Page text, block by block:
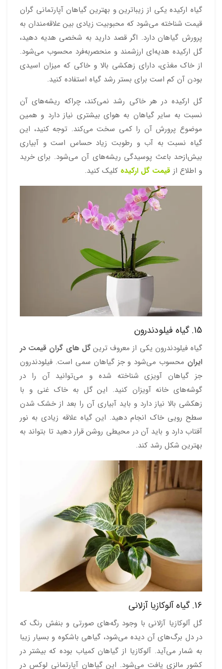
گیاه ارکیده یکی از زیباترین و بهترین گیاهان آپارتمانی گران
قیمت شناخته می‌شود که محبوبیت زیادی بین علاقه‌مندان به
پرورش گیاهان دارد. اگر قصد دارید به شخصی هدیه دهید،
گل ارکیده هدیه‌ای ارزشمند و منحصربه‌فرد محسوب می‌شود.
از خاک مغذی، دارای زهکشی بالا و خاکی که میزان اسیدی
بودن آن کم است برای بستر رشد گیاه استفاده کنید.
گل ارکیده در هر خاکی رشد نمی‌کند، چراکه ریشه‌های آن
نسبت به سایر گیاهان به هوای بیشتری نیاز دارد و همین
موضوع پرورش آن را کمی سخت می‌کند. توجه کنید، این
گیاه نسبت به آب و رطوبت زیاد حساس است و آبیاری
بیش‌ازحد باعث پوسیدگی ریشه‌های آن می‌شود. برای خرید
و اطلاع از قیمت گل ارکیده کلیک کنید.
15. گیاه فیلودندرون
گیاه فیلودندرون یکی از معروف ترینگل های گران قیمت در
ایران محسوب می‌شود و جز گیاهان سمی است. فیلودندرون
جز گیاهان آویزی شناخته شده و می‌توانید آن را در
گوشه‌های خانه آویزان کنید. این گل به خاک غنی و با
زهکشی بالا نیاز دارد و باید آبیاری آن را بعد از خشک شدن
سطح رویی خاک انجام دهید. این گیاه علاقه زیادی به نور
آفتاب دارد و باید آن در محیطی روشن قرار دهید تا بتواند به
بهترین شکل رشد کند.
16. گیاه آلوکازیا آزلانی
گل آلوکازیا آزلانی با وجود رگه‌های صورتی‌ و بنفش‌ رنگ که
در دل برگ‌های آن دیده می‌شود، گیاهی باشکوه و بسیار زیبا
به شمار می‌آید. آلوکازیا از گیاهان کمیاب بوده که بیشتر در
کشور مالزی یافت می‌شود. این گیاهان آپارتمانی لوکس در